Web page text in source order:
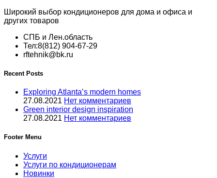
Широкий выбор кондиционеров для дома и офиса и
других товаров
СПБ и Лен.область
Тел:8(812) 904-67-29
rftehnik@bk.ru
Recent Posts
Exploring Atlanta’s modern homes
27.08.2021 Нет комментариев
Green interior design inspiration
27.08.2021 Нет комментариев
Footer Menu
Услуги
Услуги по кондиционерам
Новинки